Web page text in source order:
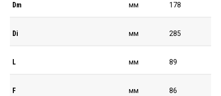
Dm мм 178
Di мм 285
L мм 89
F мм 86